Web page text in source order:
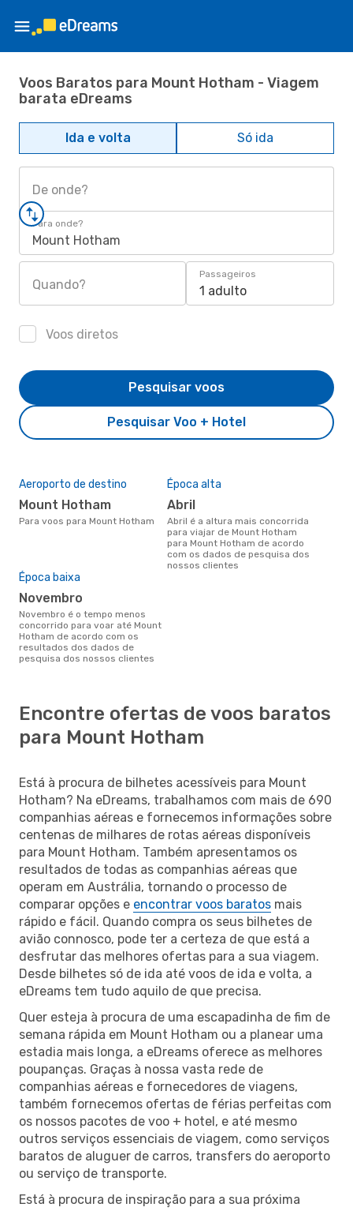
Voos Baratos para Mount Hotham - Viagem
barata eDreams
Ida e volta Só ida
De onde?
Para onde?
Mount Hotham
Quando?
Passageiros
1 adulto
Voos diretos
Pesquisar Voo + Hotel
Pesquisar voos
Aeroporto de destino
Mount Hotham
Para voos para Mount Hotham
Época alta
abril
abril é a altura mais concorrida
para viajar de Mount Hotham
para Mount Hotham de acordo
com os dados de pesquisa dos
nossos clientes
Época baixa
novembro
novembro é o tempo menos
concorrido para voar até Mount
Hotham de acordo com os
resultados dos dados de
pesquisa dos nossos clientes
Encontre ofertas de voos baratos
para Mount Hotham
Está à procura de bilhetes acessíveis para Mount
Hotham? Na eDreams, trabalhamos com mais de 690
companhias aéreas e fornecemos informações sobre
centenas de milhares de rotas aéreas disponíveis
para Mount Hotham. Também apresentamos os
resultados de todas as companhias aéreas que
operam em Austrália, tornando o processo de
comparar opções e encontrar voos baratos mais
rápido e fácil. Quando compra os seus bilhetes de
avião connosco, pode ter a certeza de que está a
desfrutar das melhores ofertas para a sua viagem.
Desde bilhetes só de ida até voos de ida e volta, a
eDreams tem tudo aquilo de que precisa.
Quer esteja à procura de uma escapadinha de fim de
semana rápida em Mount Hotham ou a planear uma
estadia mais longa, a eDreams oferece as melhores
poupanças. Graças à nossa vasta rede de
companhias aéreas e fornecedores de viagens,
também fornecemos ofertas de férias perfeitas com
os nossos pacotes de voo + hotel, e até mesmo
outros serviços essenciais de viagem, como serviços
baratos de aluguer de carros, transfers do aeroporto
ou serviço de transporte.
Está à procura de inspiração para a sua próxima